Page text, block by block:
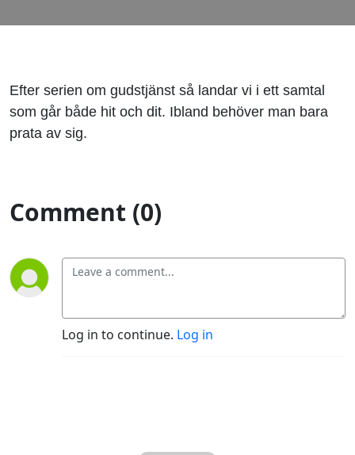
Efter serien om gudstjänst så landar vi i ett samtal
som går både hit och dit. Ibland behöver man bara
prata av sig.
Comment (0)
Log in to continue. Log in